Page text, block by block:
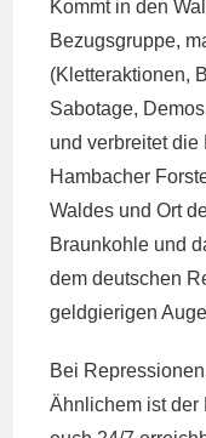
Kommt in den
Bezugsgruppe,
(Kletteraktionen,
Sabotage,
und verbreitet die
Hambacher
Waldes und Ort
Braunkohle und
dem deutschen
geldgierigen
Bei
Ähnlichem ist der